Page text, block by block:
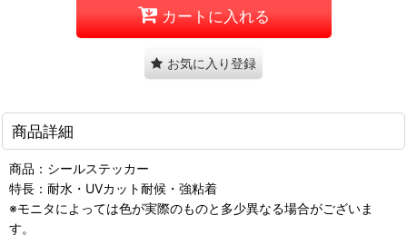
カートに入れる
お気に入り登録
商品詳細
商品：シールステッカー
特長：耐水・UVカット耐候・強粘着
※モニタによっては色が実際のものと多少異なる場合がございま
す。